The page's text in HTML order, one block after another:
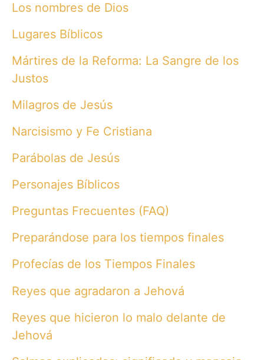
Los nombres de Dios
Lugares Bíblicos
Mártires de la Reforma: La Sangre de los
Justos
Milagros de Jesús
Narcisismo y Fe Cristiana
Parábolas de Jesús
Personajes Bíblicos
Preguntas Frecuentes (FAQ)
Preparándose para los tiempos finales
Profecías de los Tiempos Finales
Reyes que agradaron a Jehová
Reyes que hicieron lo malo delante de
Jehová